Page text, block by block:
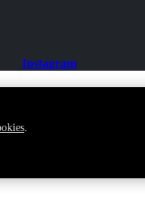
Instagram